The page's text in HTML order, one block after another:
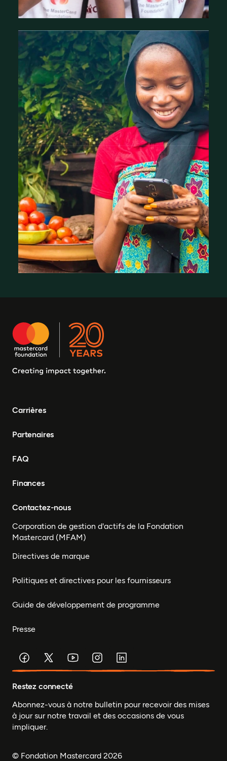
Historique de la fondation
Carrières
Partenaires
FAQ
Finances
Contactez-nous
Corporation de gestion d'actifs de la Fondation
Mastercard (MFAM)
Directives de marque
Politiques et directives pour les fournisseurs
Guide de développement de programme
Presse
Restez connecté
Abonnez-vous à notre bulletin pour recevoir des mises
à jour sur notre travail et des occasions de vous
impliquer.
© Fondation Mastercard 2026